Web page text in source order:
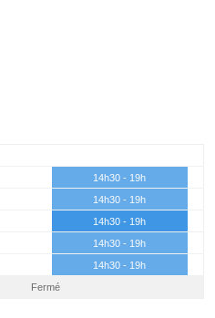
14h30 - 19h
14h30 - 19h
14h30 - 19h
14h30 - 19h
14h30 - 19h
Fermé